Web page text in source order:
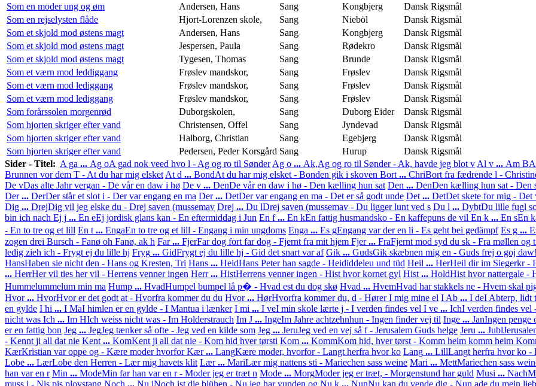
Som en moder ung og øm
Andersen, Hans Sang Kongbjerg Dansk Rigsmål
Som en rejselysten flåde
Hjort-Lorenzen skole, Sang Nieböl Dansk Rigsmål
Som et skjold mod østens magt
Andersen, Hans Sang Kongbjerg Dansk Rigsmål
Som et skjold mod østens magt
Jespersen, Paula Sang Rødekro Dansk Rigsmål
Som et skjold mod østens magt
Tygesen, Thomas Sang Brunde Dansk Rigsmål
Som et værn mod leddiggang
Frøslev mandskor, Sang Frøslev Dansk Rigsmål
Som et værn mod lediggang
Frøslev mandskor, Sang Frøslev Dansk Rigsmål
Som et værn mod lediggang
Frøslev mandskor, Sang Frøslev Dansk Rigsmål
Som forårssolen morgenrød
Duborgskolen, Sang Duborg Eider Dansk Rigsmål
Som hjorten skriger efter vand
Christensen, Offel Sang Jyndevad Dansk Rigsmål
Som hjorten skriger efter vand
Halborg, Christian Sang Egebjerg Dansk Rigsmål
Som hjorten skriger efter vand
Pedersen, Peder Korsgård Sang Hurup Dansk Rigsmål
Sider - Titel: A ga ... Ag oA gad nok veed hvo l - Ag og ro til Sønder Ag o ... Ak,Ag og ro til Sønder - Ak, havde jeg blot v Al v ... Am B
Brunnen vor dem T - At du har mig elsket At d ... BondAt du har mig elsket - Bonden gik i skoven Bort ... ChriBort fra fædrende l -
De vDas alte Jahr vergan - De vår en daw i hø De v ... DenDe vår en daw i hø - Den kælling hun sat Den ... DenDen kælling hun sat - Den
Der... DerDer står et slot i - Der var engang en ma Der... DetDer var engang en ma - Det er så godt unde Det ... DetDet skete for mig - Det
Dig ... DrejDig vil jeg elske du - Drej saven (mussemav Drej ... Du lDrej saven (mussemav - Du ligger lunt ved s Du l ... DybtDu lille fugl
bin ich nach Ej j ... En eEj jordisk glans kan - En eftermiddag i Jun En f... En kEn fattig husmandsko - En kaffepuns de vil En k ... En sEn
- En to tre og et lill En t ... EngaEn to tre og et lill - Engang i min ungdoms Enga ... Es gEngang var der en li - Es geht bei gedämpf Es g ...
zogen drei Bursch - Fanø oh Fanø, ak h Far... FjerFar dog fort far dog - Fjernt fra mit hjem Fjer... FraFjernt mod syd du sk - Fra møllen og
ledig zieh ich - Frygt ej du lille hj Fryg ... GidFrygt ej du lille hj - Gid det snart var af Gik ... GudsGik skæbnen mig en - Guds frej o goj daw!
HansHaben sie nicht den - Hans og Kresten, Tri Hans ... HeidHans Peter han sagde - Heididdeleu und tüd Heil ... HerHeil dir im Siegerkr -
... HerrHer vil ties her vil - Herrens venner ingen Herr... HistHerrens venner ingen - Hist hvor kornet gyl Hist ... HoldHist hvor nattergale -
Hummelummelum min ma Hump ... HvadHumpel bumpel lå p� - Hvad est du dog skø Hvad ... HvemHvad har stakkels ne - Hvem skal
Hvor... HvorHvor er det godt at - Hvorfra kommer du du Hvor... HørHvorfra kommer du, d - Hører I mig mine el I Ab ... I deI Abterp, lidt
en gylde I hi ... I MaI himlen er en gylde - I Mantua i lænker I mi ... I veI min skole lærte j - I verden findes vel I ve ... IchI verden findes vel
nicht was Ich ... Im HIch weiss nicht was - Im Holderstrauch Im J ... IngeIm Jahre achtzehnhun - Ingen finder vej til Inge ... JanIngen penge
er en fattig bon Jeg ... JegJeg tænker så ofte - Jeg ved en kilde som Jeg ... JeruJeg ved en vej så f - Jerusalem Guds helge Jeru ... Jubl
- Kennt ji all dat nie Kent ... KomKent ji all dat nie - Kom hid hver tørsti Kom ... KommKom hid, hver tørst - Komm heim komm heim
KærKristian var oppe og - Kære moder hvorforKær... LangKære moder, hvorfor - Langt herfra hvor ko Lang ... LillLangt herfra hvor ko -
Lobe ... LærLobe den Herren - Lær mig havets klit Lær... MariLær mig nattens sti - Mariechen sass weine Mari ... MettMariechen sass
han var en r Min ... ModeMin far han var en r - Moder jeg er træt n Mode ... MorgModer jeg er træt, - Morgenstund har guld Musi ... Nach
muss i - Nis pis plovstang Noch ... Nu jNoch ist die blühen - Nu jeg har vunden og Nu k ... NunNu kan du vende dig - Nun ade du mein lieb